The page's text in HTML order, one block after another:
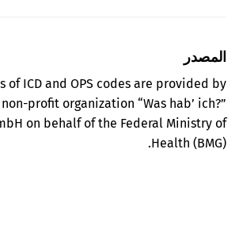
المصدر
of ICD and OPS codes are provided by
profit organization “Was hab’ ich?”
on behalf of the Federal Ministry of
Health (BMG).